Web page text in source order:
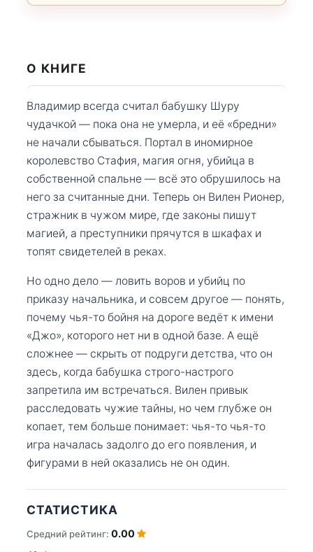
О КНИГЕ
Владимир всегда считал бабушку Шуру
чудачкой — пока она не умерла, и её «бредни»
не начали сбываться. Портал в иномирное
королевство Стафия, магия огня, убийца в
собственной спальне — всё это обрушилось на
него за считанные дни. Теперь он Вилен Рионер,
стражник в чужом мире, где законы пишут
магией, а преступники прячутся в шкафах и
топят свидетелей в реках.
Но одно дело — ловить воров и убийц по
приказу начальника, и совсем другое — понять,
почему чья-то бойня на дороге ведёт к имени
«Джо», которого нет ни в одной базе. А ещё
сложнее — скрыть от подруги детства, что он
здесь, когда бабушка строго-настрого
запретила им встречаться. Вилен привык
расследовать чужие тайны, но чем глубже он
копает, тем больше понимает: чья-то чья-то
игра началась задолго до его появления, и
фигурами в ней оказались не он один.
СТАТИСТИКА
Средний рейтинг: 0.00